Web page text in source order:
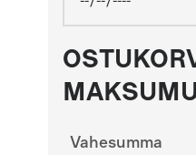
Vahesumma